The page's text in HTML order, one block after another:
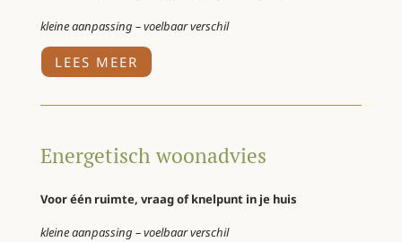
kleine aanpassing – voelbaar verschil
LEES MEER
Energetisch woonadvies
Voor één ruimte, vraag of knelpunt in je huis
kleine aanpassing – voelbaar verschil